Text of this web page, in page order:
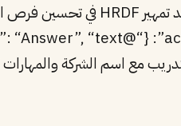
مع اسم الشركة